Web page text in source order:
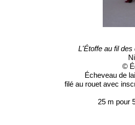
L'Étoffe au fil des
©
Écheveau de
filé au rouet avec
25 m pour